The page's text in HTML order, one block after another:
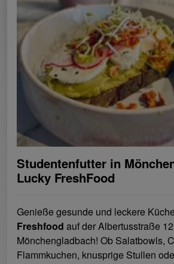
Studentenfutter in
Lucky FreshFood
Genieße gesunde und leckere
Freshfood auf der Albertusstraße
Mönchengladbach! Ob Salatbowls,
Flammkuchen, knusprige Stullen